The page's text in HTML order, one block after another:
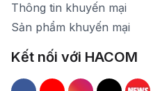
Thông tin khuyến mại
Sản phẩm khuyến mại
Kết nối với HACOM